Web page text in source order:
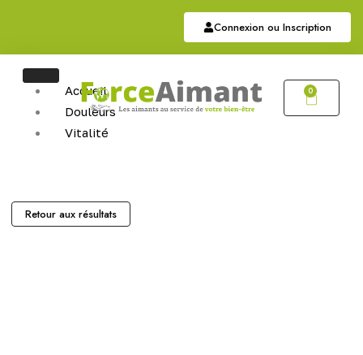
Connexion ou Inscription
Accueil
Douleurs
Vitalité
Hématite
0
Retour aux résultats